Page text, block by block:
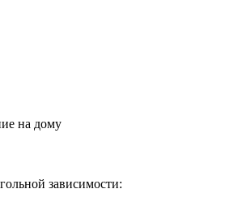
на дому
зависимости: